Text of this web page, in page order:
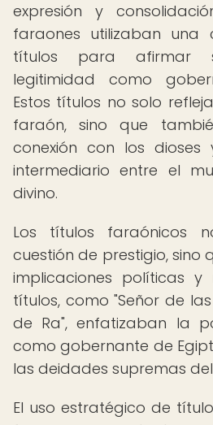
expresión y
faraones utilizaban una
títulos para afirmar
legitimidad como
Estos títulos no solo
faraón, sino que
conexión con los
intermediario entre el
divino.
Los títulos faraónicos
cuestión de prestigio, sino
implicaciones políticas y
títulos, como "Señor de las
de Ra", enfatizaban la
como gobernante de
las deidades supremas
El uso estratégico de